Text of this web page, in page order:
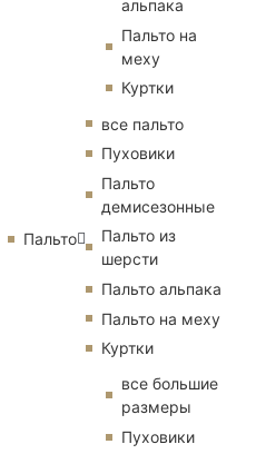
альпака
Пальто на
меху
Куртки
Пальто
все пальто
Пуховики
Пальто
демисезонные
Пальто из
шерсти
Пальто альпака
Пальто на меху
Куртки
все большие
размеры
Пуховики